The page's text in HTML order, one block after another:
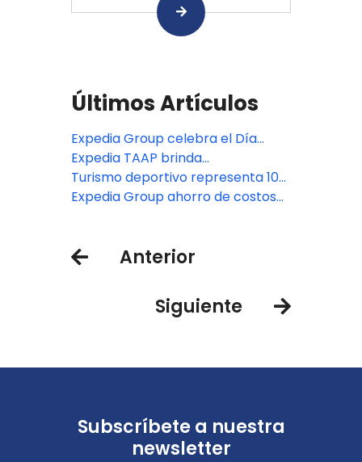
Últimos Artículos
Expedia Group celebra el Día
Mundial del Asesor de Viajes y
destaca tres décadas de apoyo al
sector
Expedia TAAP brinda
herramientas nuevas a los
agentes de viajes para impulsar el
Turismo deportivo representa 10%
del gasto turístico global: Expedia
Expedia Group ahorro de costos
Anterior
Siguiente
Subscríbete a nuestra
newsletter